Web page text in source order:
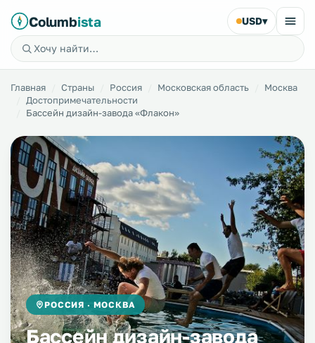
Columbista USD▾
Главная Страны Россия Московская область
Москва
Достопримечательности
Бассейн дизайн-завода «Флакон»
РОССИЯ · МОСКВА
Бассейн дизайн-завода